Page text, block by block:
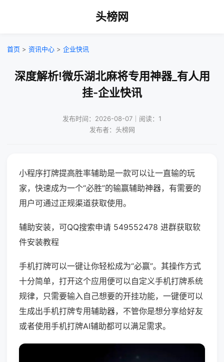
头榜网
首页 > 资讯中心 > 企业快讯
深度解析!微乐湖北麻将专用神器_有人用
挂-企业快讯
发布时间：2026-08-07｜阅读：1
发布者：头榜网
小程序打牌提高胜率辅助是一款可以让一直输的玩
家，快速成为一个“必胜”的输赢辅助神器，有需要的
用户可通过正规渠道获取使用。
辅助安装，可QQ搜索申请 549552478 进群获取软
件安装教程
手机打牌可以一键让你轻松成为“必赢”。其操作方式
十分简单，打开这个应用便可以自定义手机打牌系统
规律，只需要输入自己想要的开挂功能，一键便可以
生成出手机打牌专用辅助器，不管你是想分享给好友
或者使用手机打牌AI辅助都可以满足需求。